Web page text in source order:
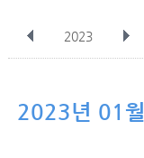
2023
12월
2023년 01월